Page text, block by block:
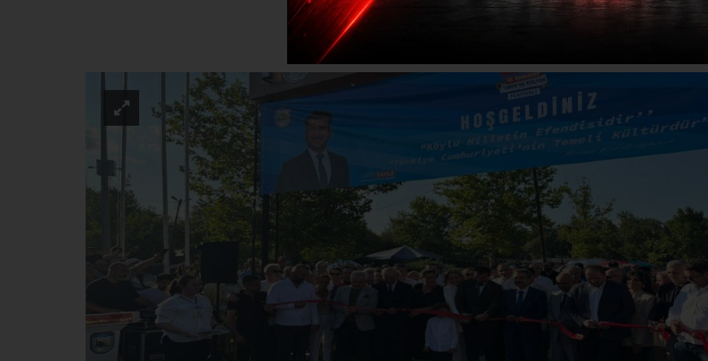
KÜLTÜR-SANAT-TARIH (İHA) - İhlas Haber Ajansı | 30.07.2024 -